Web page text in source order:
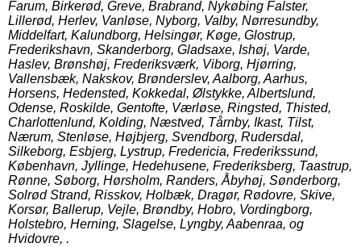
Farum, Birkerød, Greve, Brabrand, Nykøbing Falster,
Lillerød, Herlev, Vanløse, Nyborg, Valby, Nørresundby,
Middelfart, Kalundborg, Helsingør, Køge, Glostrup,
Frederikshavn, Skanderborg, Gladsaxe, Ishøj, Varde,
Haslev, Brønshøj, Frederiksværk, Viborg, Hjørring,
Vallensbæk, Nakskov, Brønderslev, Aalborg, Aarhus,
Horsens, Hedensted, Kokkedal, Ølstykke, Albertslund,
Odense, Roskilde, Gentofte, Værløse, Ringsted, Thisted,
Charlottenlund, Kolding, Næstved, Tårnby, Ikast, Tilst,
Nærum, Stenløse, Højbjerg, Svendborg, Rudersdal,
Silkeborg, Esbjerg, Lystrup, Fredericia, Frederikssund,
København, Jyllinge, Hedehusene, Frederiksberg, Taastrup,
Rønne, Søborg, Hørsholm, Randers, Åbyhøj, Sønderborg,
Solrød Strand, Risskov, Holbæk, Dragør, Rødovre, Skive,
Korsør, Ballerup, Vejle, Brøndby, Hobro, Vordingborg,
Holstebro, Herning, Slagelse, Lyngby, Aabenraa, og
Hvidovre, .